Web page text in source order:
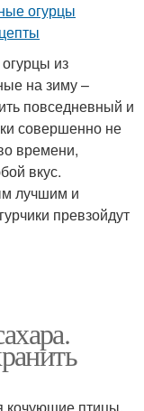
из
на зиму –
повседневный и
совершенно не
времени,
вкус.
лучшим и
превзойдут
кочующие птицы,